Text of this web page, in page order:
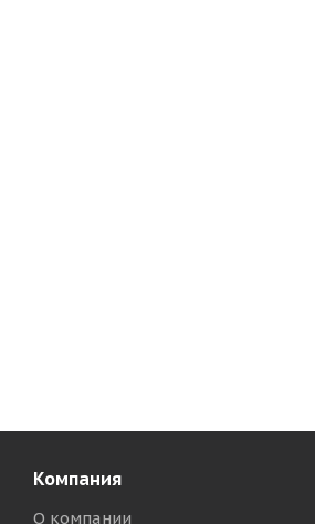
Компания
О компании